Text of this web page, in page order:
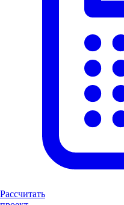
Рассчитать